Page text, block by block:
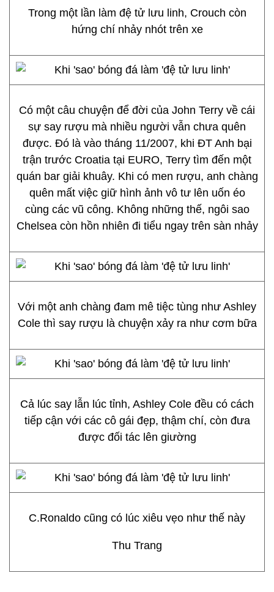
Trong một lần làm đệ tử lưu linh, Crouch còn
hứng chí nhảy nhót trên xe
Có một câu chuyện để đời của John Terry về cái
sự say rượu mà nhiều người vẫn chưa quên
được. Đó là vào tháng 11/2007, khi ĐT Anh bại
trận trước Croatia tại EURO, Terry tìm đến một
quán bar giải khuây. Khi có men rượu, anh chàng
quên mất việc giữ hình ảnh vô tư lên uốn éo
cùng các vũ công. Không những thế, ngôi sao
Chelsea còn hồn nhiên đi tiểu ngay trên sàn nhảy
Với một anh chàng đam mê tiệc tùng như Ashley
Cole thì say rượu là chuyện xảy ra như cơm bữa
Cả lúc say lẫn lúc tỉnh, Ashley Cole đều có cách
tiếp cận với các cô gái đẹp, thậm chí, còn đưa
được đối tác lên giường
C.Ronaldo cũng có lúc xiêu vẹo như thế này
Thu Trang